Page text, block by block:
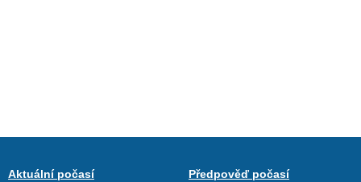
Aktuální počasí
Předpověď počasí